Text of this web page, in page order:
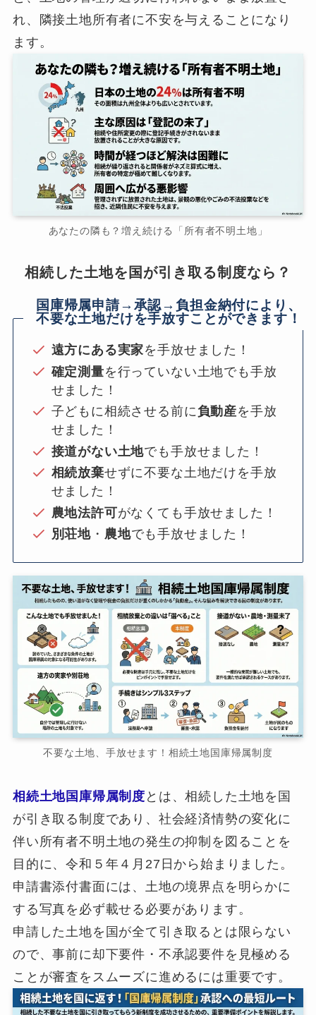
れ、隣接土地所有者に不安を与えることになり
ます。
あなたの隣も？増え続ける「所有者不明土地」
相続した土地を国が引き取る制度なら？
国庫帰属申請→承認→負担金納付により、
不要な土地だけを手放すことができます！
遠方にある実家を手放せました！
確定測量を行っていない土地でも手放
せました！
子どもに相続させる前に負動産を手放
せました！
接道がない土地でも手放せました！
相続放棄せずに不要な土地だけを手放
せました！
農地法許可がなくても手放せました！
別荘地 ・ 農地でも手放せました！
不要な土地、手放せます！相続土地国庫帰属制度
相続土地国庫帰属制度 とは、相続した土地を国
が引き取る制度であり、社会経済情勢の変化に
伴い所有者不明土地の発生の抑制を図ることを
目的に、令和５年４月27日から始まりました。
申請書添付書面には、土地の境界点を明らかに
する写真を必ず載せる必要があります。
申請した土地を国が全て引き取るとは限らない
ので、事前に却下要件・不承認要件を見極める
ことが審査をスムーズに進めるには重要です。